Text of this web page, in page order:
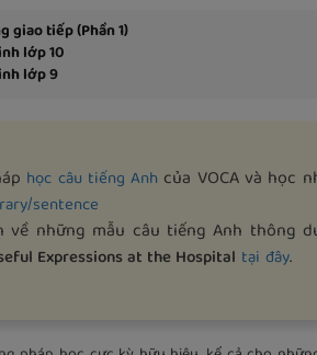
giao tiếp (Phần 1)
lớp 10
lớp 9
học câu tiếng Anh của VOCA và học
sentence
những mẫu câu tiếng Anh thông
Expressions at the Hospital tại đây.